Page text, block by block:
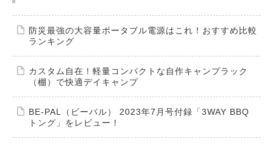
防災最強の大容量ポータブル電源はこれ！おすすめ比較
ランキング
カスタム自在！軽量コンパクトな自作キャンプラック
（棚）で快適デイキャンプ
BE-PAL（ビーパル） 2023年7月号付録「3WAY BBQ
トング」をレビュー！